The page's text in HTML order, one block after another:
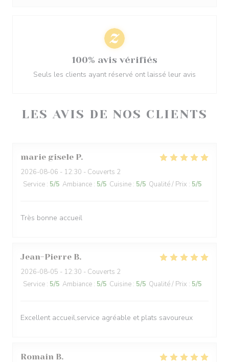
LES AVIS DE NOS CLIENTS
marie gisele P
2026-08-06 - 12:30 - Couverts 2
Service : 5/5 Ambiance : 5/5 Cuisine : 5/5 Qualité / Prix : 5/5
Très bonne accueil
Jean-Pierre B
2026-08-05 - 12:30 - Couverts 2
Service : 5/5 Ambiance : 5/5 Cuisine : 5/5 Qualité / Prix : 5/5
Excellent accueil,service agréable et plats savoureux
Romain B
100% avis vérifiés
Seuls les clients ayant réservé ont laissé leur avis